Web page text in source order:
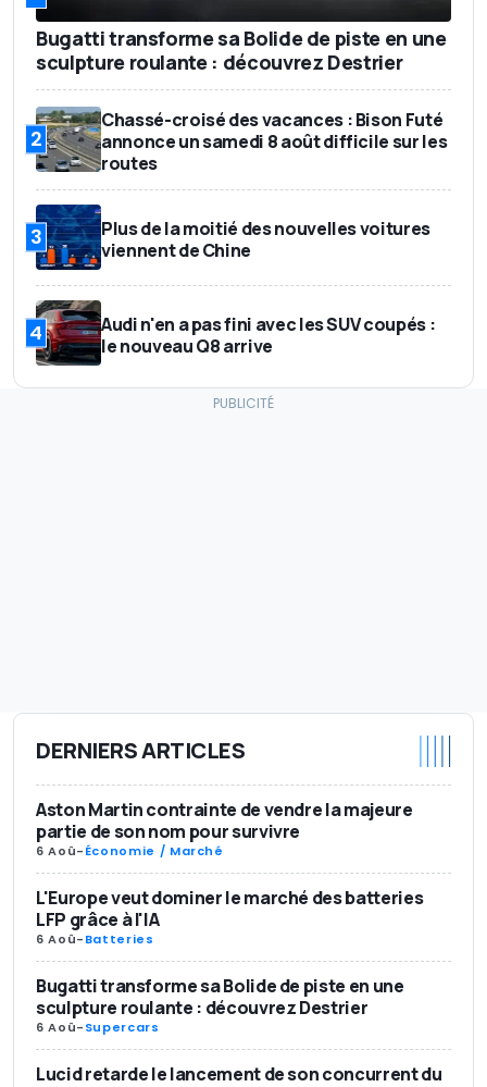
Bugatti transforme sa Bolide de piste en une
sculpture roulante : découvrez Destrier
2
Chassé-croisé des vacances : Bison Futé
annonce un samedi 8 août difficile sur les
routes
3
Plus de la moitié des nouvelles voitures
viennent de Chine
4
Audi n'en a pas fini avec les SUV coupés :
le nouveau Q8 arrive
DERNIERS ARTICLES
Aston Martin contrainte de vendre la majeure
partie de son nom pour survivre
6 Aoû-Économie / Marché
L'Europe veut dominer le marché des batteries
LFP grâce à l'IA
6 Aoû-Batteries
Bugatti transforme sa Bolide de piste en une
sculpture roulante : découvrez Destrier
6 Aoû-Supercars
Lucid retarde le lancement de son concurrent du